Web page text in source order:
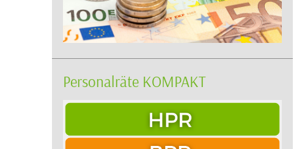
Personalräte KOMPAKT